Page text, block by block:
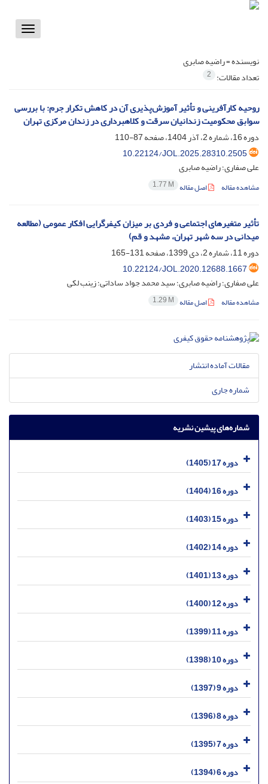
Toggle
نویسنده =راضیه صابری
تعداد مقالات: 2
روحیه کارآفرینی و تأثیر آموزش‌پذیری آن در کاهش تکرار جرم: با بررسی
سوابق محکومیت زندانیان سرقت و کلاهبرداری در زندان مرکزی تهران
دوره 16، شماره 2، آذر 1404، صفحه
87-110
10.22124/JOL.2025.28310.2505
علی صفاری؛ راضیه صابری
مشاهده مقاله اصل مقاله 1.77 M
تأثیر متغیرهای اجتماعی و فردی بر میزان کیفرگرایی افکار عمومی (مطالعه
میدانی در سه شهر تهران، مشهد و قم)
دوره 11، شماره 2، دی 1399، صفحه
131-165
10.22124/JOL.2020.12688.1667
علی صفاری؛ راضیه صابری؛ سید محمد جواد ساداتی؛ زینب لکی
مشاهده مقاله اصل مقاله 1.29 M
مقالات آماده انتشار
شماره جاری
شماره‌های پیشین نشریه
دوره 17 (1405)
دوره 16 (1404)
دوره 15 (1403)
دوره 14 (1402)
دوره 13 (1401)
دوره 12 (1400)
دوره 11 (1399)
دوره 10 (1398)
دوره 9 (1397)
دوره 8 (1396)
دوره 7 (1395)
دوره 6 (1394)